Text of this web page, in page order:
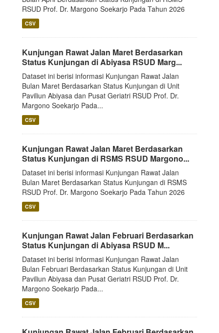
RSUD Prof. Dr. Margono Soekarjo Pada Tahun 2026
CSV
Kunjungan Rawat Jalan Maret Berdasarkan
Status Kunjungan di Abiyasa RSUD Marg...
Dataset ini berisi informasi Kunjungan Rawat Jalan
Bulan Maret Berdasarkan Status Kunjungan di Unit
Paviliun Abiyasa dan Pusat Geriatri RSUD Prof. Dr.
Margono Soekarjo Pada...
CSV
Kunjungan Rawat Jalan Maret Berdasarkan
Status Kunjungan di RSMS RSUD Margono...
Dataset ini berisi informasi Kunjungan Rawat Jalan
Bulan Maret Berdasarkan Status Kunjungan di RSMS
RSUD Prof. Dr. Margono Soekarjo Pada Tahun 2026
CSV
Kunjungan Rawat Jalan Februari Berdasarkan
Status Kunjungan di Abiyasa RSUD M...
Dataset ini berisi informasi Kunjungan Rawat Jalan
Bulan Februari Berdasarkan Status Kunjungan di Unit
Paviliun Abiyasa dan Pusat Geriatri RSUD Prof. Dr.
Margono Soekarjo Pada...
CSV